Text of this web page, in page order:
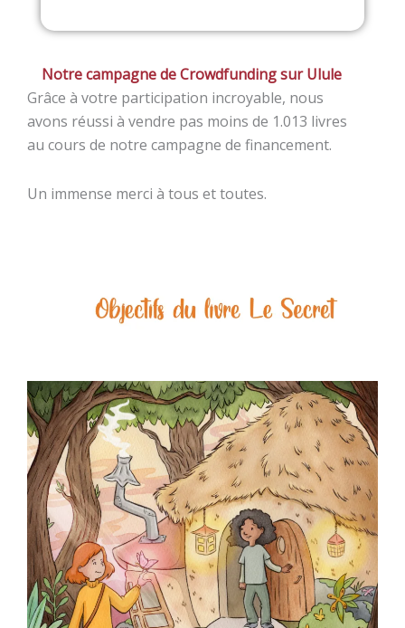
Notre campagne de Crowdfunding sur Ulule
Grâce à votre participation incroyable, nous
avons réussi à vendre pas moins de 1.013 livres
au cours de notre campagne de financement.
Un immense merci à tous et toutes.